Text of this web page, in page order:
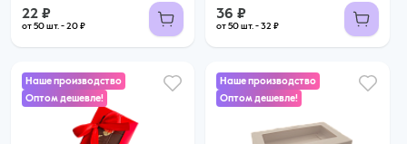
22 ₽
от 50 шт. - 20 ₽
36 ₽
от 50 шт. - 32 ₽
Наше производство
Оптом дешевле!
Наше производство
Оптом дешевле!